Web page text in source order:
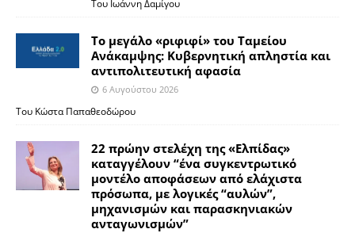
Του Ιωάννη Δαμίγου
Το μεγάλο «ριφιφί» του Ταμείου
Ανάκαμψης: Κυβερνητική απληστία και
αντιπολιτευτική αφασία
6 Αυγούστου 2026
Του Κώστα Παπαθεοδώρου
22 πρώην στελέχη της «Ελπίδας»
καταγγέλουν “ένα συγκεντρωτικό
μοντέλο αποφάσεων από ελάχιστα
πρόσωπα, με λογικές “αυλών”,
μηχανισμών και παρασκηνιακών
ανταγωνισμών”